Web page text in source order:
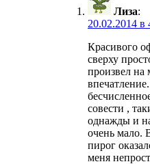
Лиза:
20.02.2014 в
Красивого
сверху
произвел на
совести ,
однажды и
очень мало.
пирог
меня